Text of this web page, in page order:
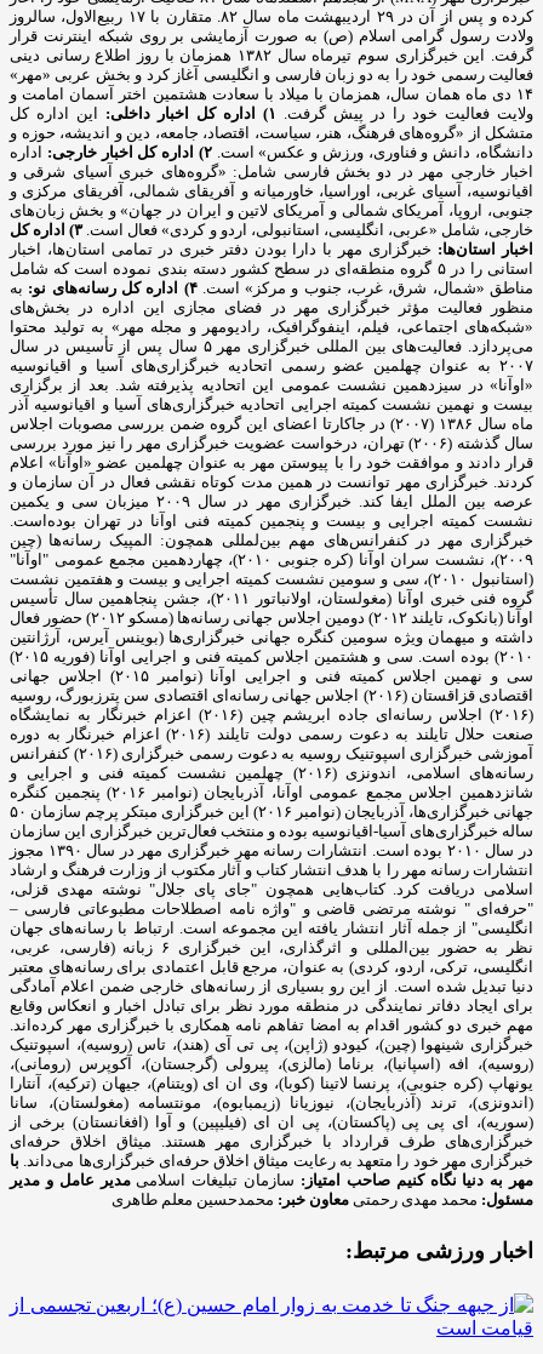
کرده و پس از آن در ۲۹ اردیبهشت ماه سال ۸۲. متقارن با ۱۷ ربیع‌الاول، سالروز
ولادت رسول گرامی اسلام (ص) به صورت آزمایشی بر روی شبکه اینترنت قرار
گرفت. این خبرگزاری سوم تیرماه سال ۱۳۸۲ همزمان با روز اطلاع رسانی دینی
فعالیت رسمی خود را به دو زبان فارسی و انگلیسی آغاز کرد و بخش عربی «مهر»
۱۴ دی ماه همان سال، همزمان با میلاد با سعادت هشتمین اختر آسمان امامت و
ولایت فعالیت خود را در پیش گرفت.
۱) اداره کل اخبار داخلی:
این اداره کل
متشکل از «گروه‌های فرهنگ، هنر، سیاست، اقتصاد، جامعه، دین و اندیشه، حوزه و
دانشگاه، دانش و فناوری، ورزش و عکس» است.۲) اداره کل اخبار خارجی:
اداره
اخبار خارجی مهر در دو بخش فارسی شامل: «گروه‌های خبری آسیای شرقی و
اقیانوسیه، آسیای غربی، اوراسیا، خاورمیانه و آفریقای شمالی، آفریقای مرکزی و
جنوبی، اروپا، آمریکای شمالی و آمریکای لاتین و ایران در جهان» و بخش زبان‌های
خارجی، شامل «عربی، انگلیسی، استانبولی، اردو و کردی» فعال است. ۳) اداره کل
اخبار استان‌ها: خبرگزاری مهر با دارا بودن دفتر خبری در تمامی استان‌ها، اخبار
استانی را در ۵ گروه منطقه‌ای در سطح کشور دسته بندی نموده است که شامل
مناطق «شمال، شرق، غرب، جنوب و مرکز» است.۴) اداره کل رسانه‌های نو:
به
منظور فعالیت مؤثر خبرگزاری مهر در فضای مجازی این اداره در بخش‌های
«شبکه‌های اجتماعی، فیلم، اینفوگرافیک، رادیومهر و مجله مهر» به تولید محتوا
می‌پردازد. فعالیت‌های بین المللی خبرگزاری مهر ۵ سال پس از تأسیس در سال
۲۰۰۷ به عنوان چهلمین عضو رسمی اتحادیه خبرگزاری‌های آسیا و اقیانوسیه
«اوآنا» در سیزدهمین نشست عمومی این اتحادیه پذیرفته شد. بعد از برگزاری
بیست و نهمین نشست کمیته اجرایی اتحادیه خبرگزاری‌های آسیا و اقیانوسیه آذر
ماه سال ۱۳۸۶ (۲۰۰۷) در جاکارتا اعضای این گروه ضمن بررسی مصوبات اجلاس
سال گذشته (۲۰۰۶) تهران، درخواست عضویت خبرگزاری مهر را نیز مورد بررسی
قرار دادند و موافقت خود را با پیوستن مهر به عنوان چهلمین عضو «اوآنا» اعلام
کردند. خبرگزاری مهر توانست در همین مدت کوتاه نقشی فعال در آن سازمان و
عرصه بین الملل ایفا کند. خبرگزاری مهر در سال ۲۰۰۹ میزبان سی و یکمین
نشست کمیته اجرایی و بیست و پنجمین کمیته فنی اوآنا در تهران بوده‌است.
خبرگزاری مهر در کنفرانس‌های مهم بین‌لمللی همچون: المپیک رسانه‌ها (چین
۲۰۰۹)، نشست سران اوآنا (کره جنوبی ۲۰۱۰)، چهاردهمین مجمع عمومی "اوآنا"
(استانبول ۲۰۱۰)، سی و سومین نشست کمیته اجرایی و بیست و هفتمین نشست
گروه فنی خبری اوآنا (مغولستان، اولانباتور ۲۰۱۱)، جشن پنجاهمین سال تأسیس
اوآنا (بانکوک، تایلند ۲۰۱۲) دومین اجلاس جهانی رسانه‌ها (مسکو ۲۰۱۲) حضور فعال
داشته و میهمان ویژه سومین کنگره جهانی خبرگزاری‌ها (بوینس آیرس، آرژانتین
۲۰۱۰) بوده است. سی و هشتمین اجلاس کمیته فنی و اجرایی اوآنا (فوریه ۲۰۱۵)
سی و نهمین اجلاس کمیته فنی و اجرایی اوآنا (نوامبر ۲۰۱۵) اجلاس جهانی
اقتصادی قزاقستان (۲۰۱۶) اجلاس جهانی رسانه‌ای اقتصادی سن پترزبورگ، روسیه
(۲۰۱۶) اجلاس رسانه‌ای جاده ابریشم چین (۲۰۱۶) اعزام خبرنگار به نمایشگاه
صنعت حلال تایلند به دعوت رسمی دولت تایلند (۲۰۱۶) اعزام خبرنگار به دوره
آموزشی خبرگزاری اسپوتنیک روسیه به دعوت رسمی خبرگزاری (۲۰۱۶) کنفرانس
رسانه‌های اسلامی، اندونزی (۲۰۱۶) چهلمین نشست کمیته فنی و اجرایی و
شانزدهمین اجلاس مجمع عمومی اوآنا، آذربایجان (نوامبر ۲۰۱۶) پنجمین کنگره
جهانی خبرگزاری‌ها، آذربایجان (نوامبر ۲۰۱۶) این خبرگزاری مبتکر پرچم سازمان ۵۰
ساله خبرگزاری‌های آسیا-اقیانوسیه بوده و منتخب فعال‌ترین خبرگزاری این سازمان
در سال ۲۰۱۰ بوده است. انتشارات رسانه مهر خبرگزاری مهر در سال ۱۳۹۰ مجوز
انتشارات رسانه مهر را با هدف انتشار کتاب و آثار مکتوب از وزارت فرهنگ و ارشاد
اسلامی دریافت کرد. کتاب‌هایی همچون "جای پای جلال" نوشته مهدی قزلی،
"حرفه‌ای " نوشته مرتضی قاضی و "واژه نامه اصطلاحات مطبوعاتی فارسی –
انگلیسی" از جمله آثار انتشار یافته این مجموعه است. ارتباط با رسانه‌های جهان
نظر به حضور بین‌المللی و اثرگذاری، این خبرگزاری ۶ زبانه (فارسی، عربی،
انگلیسی، ترکی، اردو، کردی) به عنوان، مرجع قابل اعتمادی برای رسانه‌های معتبر
دنیا تبدیل شده است. از این رو بسیاری از رسانه‌های خارجی ضمن اعلام آمادگی
برای ایجاد دفاتر نمایندگی در منطقه مورد نظر برای تبادل اخبار و انعکاس وقایع
مهم خبری دو کشور اقدام به امضا تفاهم نامه همکاری با خبرگزاری مهر کرده‌اند.
خبرگزاری شینهوا (چین)، کیودو (ژاپن)، پی تی آی (هند)، تاس (روسیه)، اسپوتنیک
(روسیه)، افه (اسپانیا)، برناما (مالزی)، پیرولی (گرجستان)، آکوپرس (رومانی)،
یونهاپ (کره جنوبی)، پرنسا لاتینا (کوبا)، وی ان ای (ویتنام)، جیهان (ترکیه)، آنتارا
(اندونزی)، ترند (آذربایجان)، نیوزیانا (زیمبابوه)، مونتسامه (مغولستان)، سانا
(سوریه)، ای پی پی (پاکستان)، پی ان ای (فیلیپین) و آوا (افغانستان) برخی از
خبرگزاری‌های طرف قرارداد با خبرگزاری مهر هستند. میثاق اخلاق حرفه‌ای
خبرگزاری مهر خود را متعهد به رعایت میثاق اخلاق حرفه‌ای خبرگزاری‌ها می‌داند. با
مهر به دنیا نگاه کنیم صاحب امتیاز: سازمان تبلیغات اسلامیمدیر عامل و مدیر
مسئول: محمد مهدی رحمتی معاون خبر: محمدحسین معلم طاهری
اخبار ورزشی مرتبط: